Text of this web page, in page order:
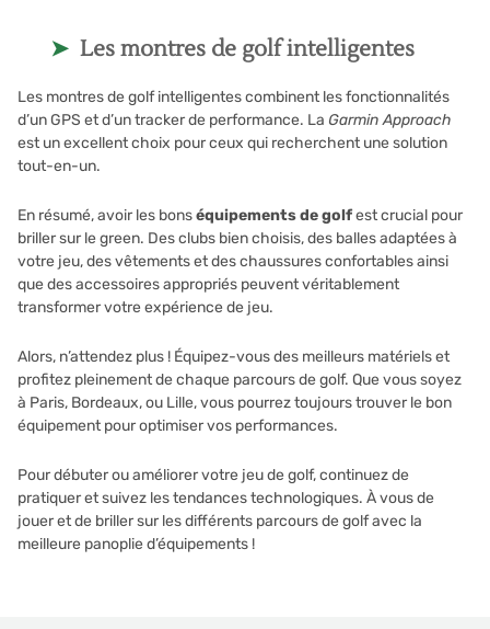
Les montres de golf intelligentes
Les montres de golf intelligentes combinent les fonctionnalités
d’un GPS et d’un tracker de performance. La Garmin Approach
est un excellent choix pour ceux qui recherchent une solution
tout-en-un.
En résumé, avoir les bonséquipements de golfest crucial pour
briller sur le green. Des clubs bien choisis, des balles adaptées à
votre jeu, des vêtements et des chaussures confortables ainsi
que des accessoires appropriés peuvent véritablement
transformer votre expérience de jeu.
Alors, n’attendez plus ! Équipez-vous des meilleurs matériels et
profitez pleinement de chaque parcours de golf. Que vous soyez
à Paris, Bordeaux, ou Lille, vous pourrez toujours trouver le bon
équipement pour optimiser vos performances.
Pour débuter ou améliorer votre jeu de golf, continuez de
pratiquer et suivez les tendances technologiques. À vous de
jouer et de briller sur les différents parcours de golf avec la
meilleure panoplie d’équipements !